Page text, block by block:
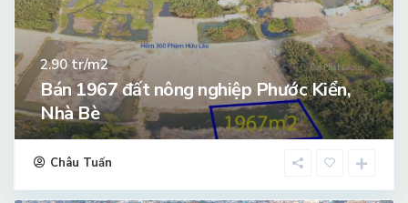
2.90tr/m2
Bán 1967 đất nông nghiệp Phước Kiển,
Nhà Bè
Châu Tuấn